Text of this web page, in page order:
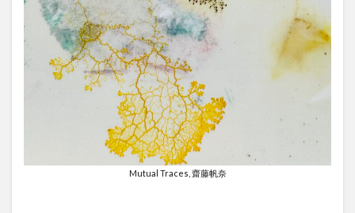
Mutual Traces, 齋藤帆奈